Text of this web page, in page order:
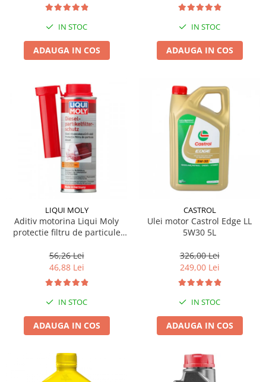
IN STOC
ADAUGA IN COS
IN STOC
ADAUGA IN COS
LIQUI MOLY
Aditiv motorina Liqui Moly
protectie filtru de particule
56,26 Lei
46,88 Lei
IN STOC
ADAUGA IN COS
CASTROL
Ulei motor Castrol Edge LL
5W30 5L
326,00 Lei
249,00 Lei
IN STOC
ADAUGA IN COS